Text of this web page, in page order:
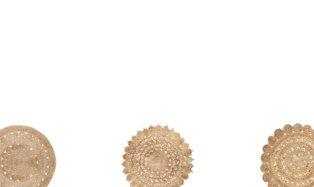
記の性質がございます。
隙間やほつれがある部分もございます。